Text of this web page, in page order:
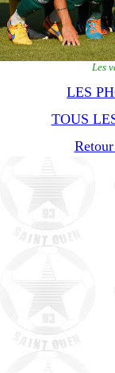
Les
LES
TOUS